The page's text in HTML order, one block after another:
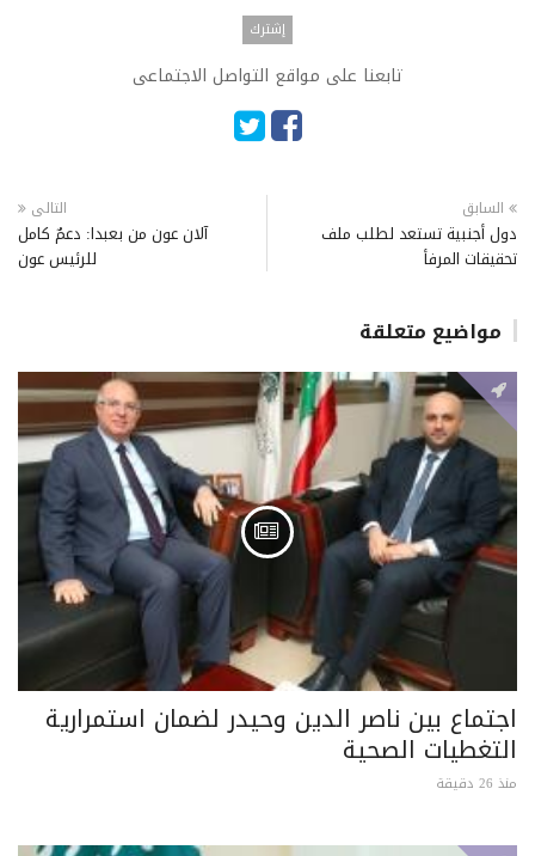
تابعنا على مواقع التواصل الاجتماعى
السابق
دول أجنبية تستعد لطلب ملف
تحقيقات المرفأ
التالى
آلان عون من بعبدا: دعمٌ كامل
للرئيس عون
مواضيع متعلقة
اجتماع بين ناصر الدين وحيدر لضمان استمرارية
التغطيات الصحية
منذ 26 دقيقة